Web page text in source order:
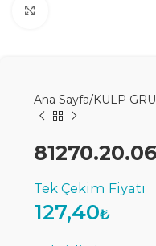
Ana Sayfa KULP
127,40₺